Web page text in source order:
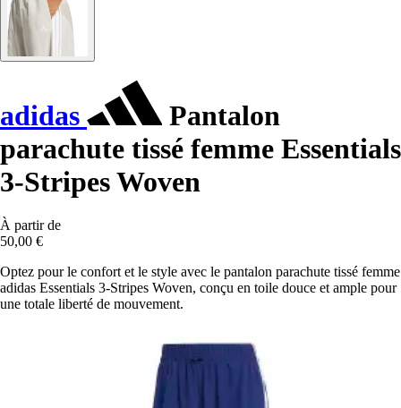
adidas
Pantalon
parachute tissé femme Essentials
3-Stripes Woven
À partir de
50,00 €
Optez pour le confort et le style avec le pantalon parachute tissé femme
adidas Essentials 3-Stripes Woven, conçu en toile douce et ample pour
une totale liberté de mouvement.